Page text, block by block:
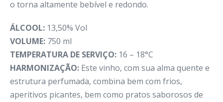
o torna altamente bebível e redondo.
ÁLCOOL: 13,50% Vol
VOLUME: 750 ml
TEMPERATURA DE SERVIÇO: 16 – 18°C
HARMONIZAÇÃO: Este vinho, com sua alma quente e
estrutura perfumada, combina bem com frios,
aperitivos picantes, bem como pratos saborosos de